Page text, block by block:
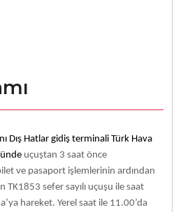
Dış Hatlar gidiş terminali Türk Hava
uçuştan 3 saat önce
ve pasaport işlemlerinin ardından
TK1853 sefer sayılı uçuşu ile saat
hareket. Yerel saat ile 11.00’da